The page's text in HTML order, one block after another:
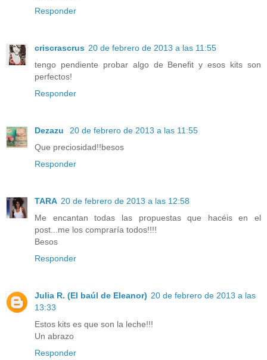
Responder
criscrascrus 20 de febrero de 2013 a las 11:55
tengo pendiente probar algo de Benefit y esos kits son
perfectos!
Responder
Dezazu
20 de febrero de 2013 a las 11:55
Que preciosidad!!besos
Responder
TARA 20 de febrero de 2013 a las 12:58
Me encantan todas las propuestas que hacéis en el
post...me los compraría todos!!!!
Besos
Responder
Julia R. (El baúl de Eleanor) 20 de febrero de 2013 a las
13:33
Estos kits es que son la leche!!!
Un abrazo
Responder